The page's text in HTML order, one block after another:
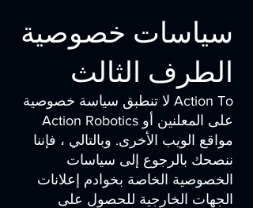
سياسات خصوصية
الطرف الثالث
لا تنطبق سياسة خصوصية Action To
Action Robotics على المعلنين أو
مواقع الويب الأخرى. وبالتالي ، فإننا
ننصحك بالرجوع إلى سياسات
الخصوصية الخاصة بخوادم إعلانات
الجهات الخارجية للحصول على